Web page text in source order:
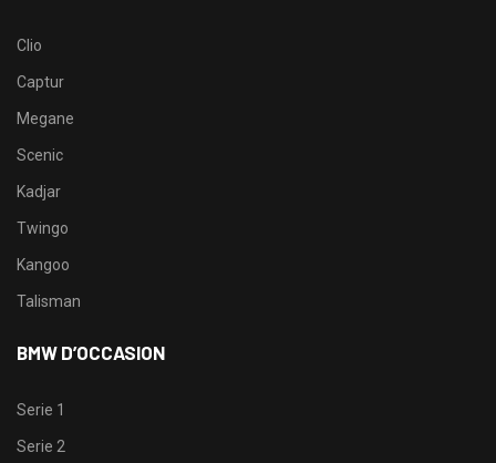
Clio
Captur
Megane
Scenic
Kadjar
Twingo
Kangoo
Talisman
BMW D’OCCASION
Serie 1
Serie 2